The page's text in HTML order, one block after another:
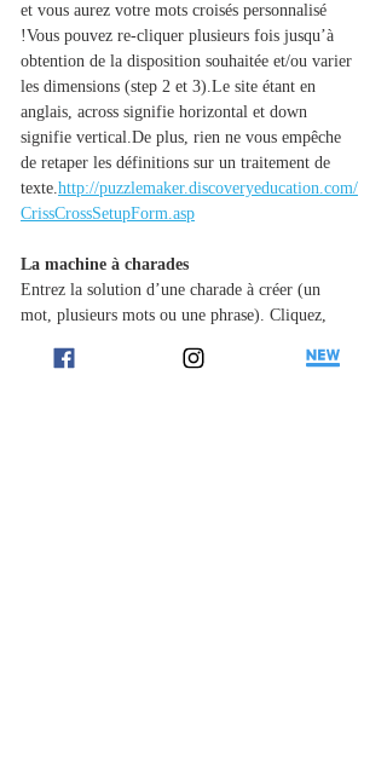
et vous aurez votre mots croisés personnalisé
!Vous pouvez re-cliquer plusieurs fois jusqu’à
obtention de la disposition souhaitée et/ou varier
les dimensions (step 2 et 3).Le site étant en
anglais, across signifie horizontal et down
signifie vertical.De plus, rien ne vous empêche
de retaper les définitions sur un traitement de
texte.http://puzzlemaker.discoveryeducation.com/
CrissCrossSetupForm.asp
La machine à charades
Entrez la solution d’une charade à créer (un
mot, plusieurs mots ou une phrase). Cliquez,
générée
automatiquement.Si
vous souhaitez